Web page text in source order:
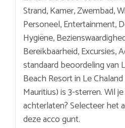
Strand, Kamer, Zwembad,
Personeel, Entertainment,
Hygiëne,
Bereikbaarheid, Excursies,
standaard beoordeling van
Beach Resort in Le
Mauritius) is 3-sterren. Wil
achterlaten? Selecteer het
deze acco gunt.